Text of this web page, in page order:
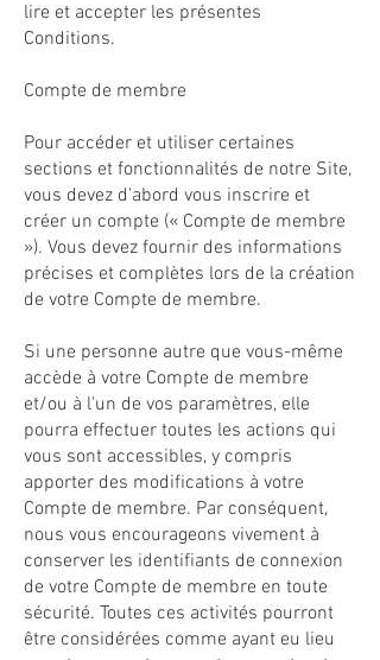
lire et accepter les présentes
Conditions.
Compte de membre
Pour accéder et utiliser certaines
sections et fonctionnalités de notre Site,
vous devez d'abord vous inscrire et
créer un compte (« Compte de membre
»). Vous devez fournir des informations
précises et complètes lors de la création
de votre Compte de membre.
Si une personne autre que vous-même
accède à votre Compte de membre
et/ou à l'un de vos paramètres, elle
pourra effectuer toutes les actions qui
vous sont accessibles, y compris
apporter des modifications à votre
Compte de membre. Par conséquent,
nous vous encourageons vivement à
conserver les identifiants de connexion
de votre Compte de membre en toute
sécurité. Toutes ces activités pourront
être considérées comme ayant eu lieu